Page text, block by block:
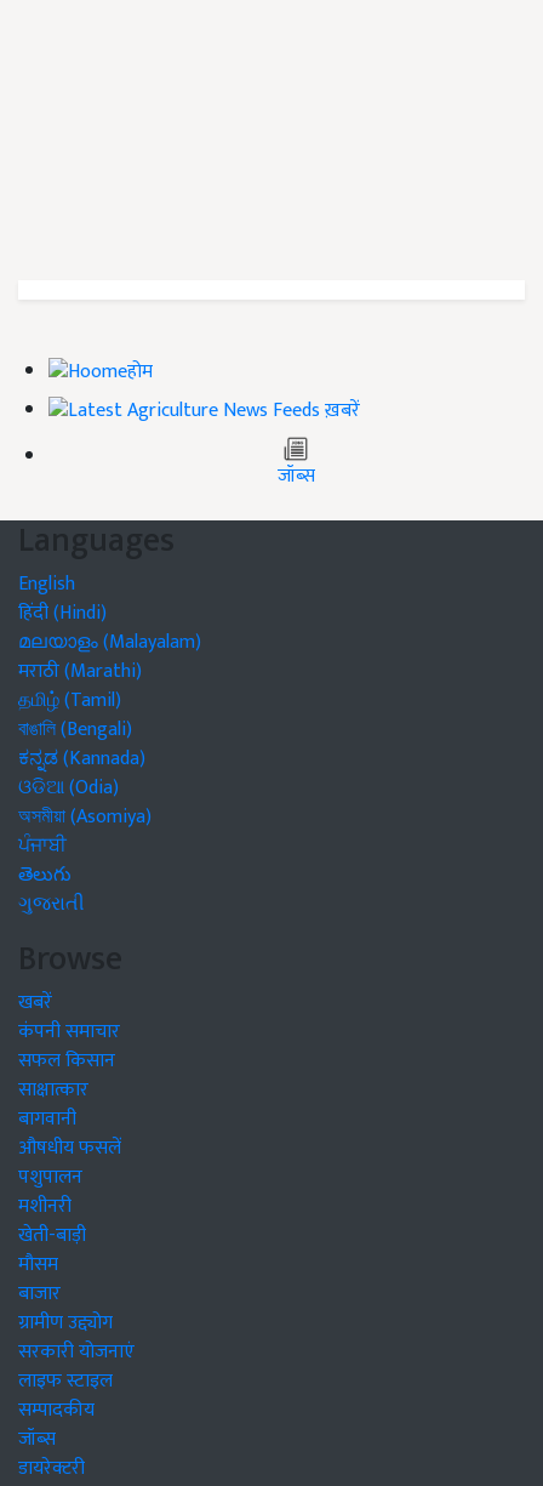
होम
ख़बरें
जॉब्स
Languages
English
हिंदी (Hindi)
മലയാളം (Malayalam)
मराठी (Marathi)
தமிழ் (Tamil)
বাঙালি (Bengali)
ಕನ್ನಡ (Kannada)
ଓଡିଆ (Odia)
অসমীয়া (Asomiya)
ਪੰਜਾਬੀ
తెలుగు
ગુજરાતી
Browse
खबरें
कंपनी समाचार
सफल किसान
साक्षात्कार
बागवानी
औषधीय फसलें
पशुपालन
मशीनरी
खेती-बाड़ी
मौसम
बाजार
ग्रामीण उद्द्योग
सरकारी योजनाएं
लाइफ स्टाइल
सम्पादकीय
जॉब्स
डायरेक्टरी